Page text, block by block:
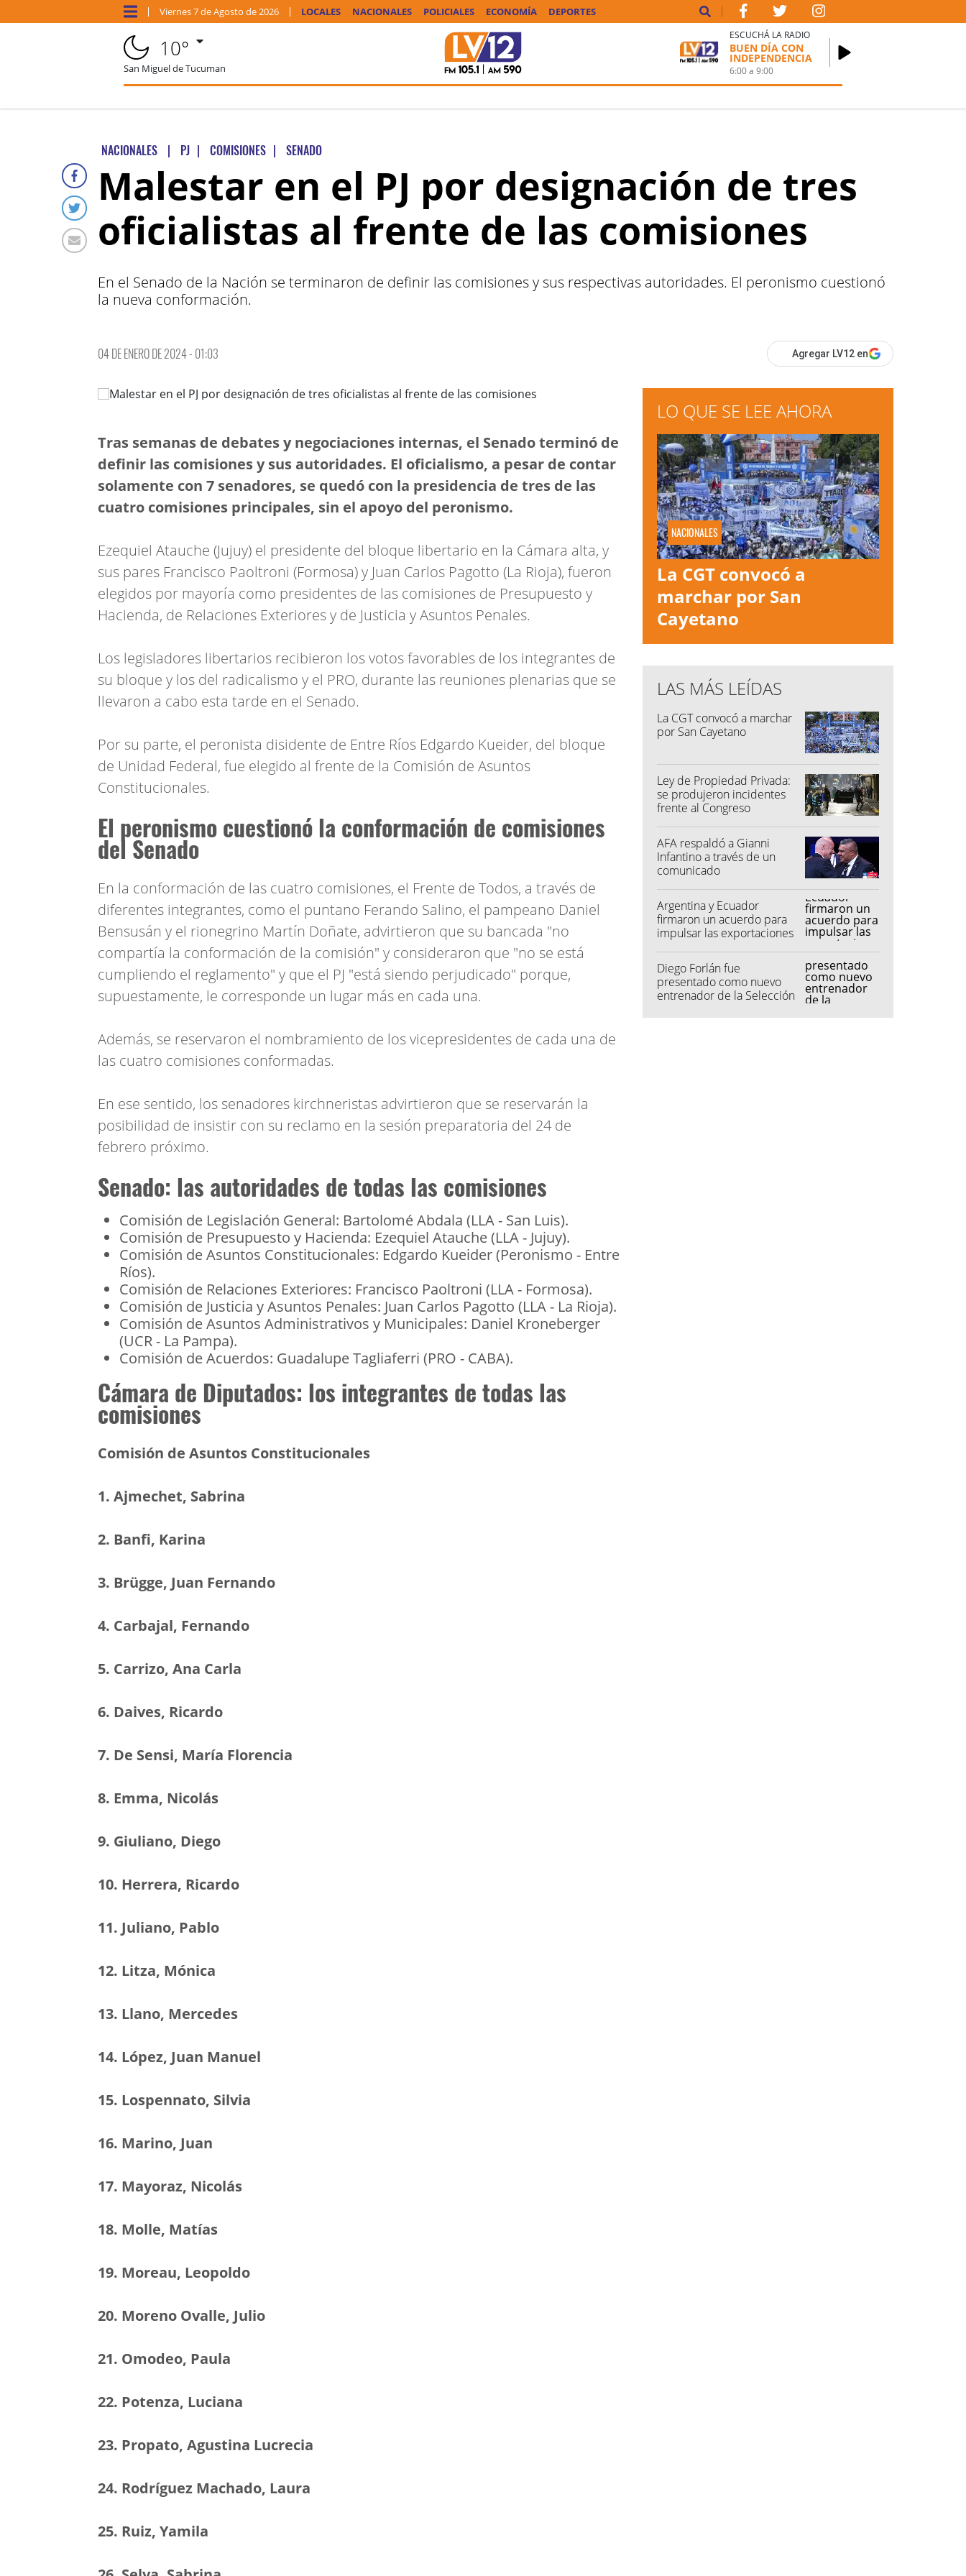
Viernes7 deAgosto de 2026 LOCALES NACIONALES POLICIALES ECONOMÍA DEPORTES
10°
San Miguel de Tucuman
ESCUCHÁ LA RADIO
BUEN DÍA CON
INDEPENDENCIA
6:00a9:00
NACIONALES | PJ | COMISIONES | SENADO
Malestar en el PJ por designación de tres
oficialistas al frente de las comisiones
En el Senado de la Nación se terminaron de definir las comisiones y sus respectivas autoridades. El peronismo cuestionó
la nueva conformación.
04 DE ENERO DE 2024 - 01:03 Agregar LV12 en
Tras semanas de debates y negociaciones internas, el Senado terminó de
definir las comisiones y sus autoridades. El oficialismo, a pesar de contar
solamente con 7 senadores, se quedó con la presidencia de tres de las
cuatro comisiones principales, sin el apoyo del peronismo.
Ezequiel Atauche (Jujuy) el presidente del bloque libertario en la Cámara alta, y
sus pares Francisco Paoltroni (Formosa) y Juan Carlos Pagotto (La Rioja), fueron
elegidos por mayoría como presidentes de las comisiones de Presupuesto y
Hacienda, de Relaciones Exteriores y de Justicia y Asuntos Penales.
Los legisladores libertarios recibieron los votos favorables de los integrantes de
su bloque y los del radicalismo y el PRO, durante las reuniones plenarias que se
llevaron a cabo esta tarde en el Senado.
Por su parte, el peronista disidente de Entre Ríos Edgardo Kueider, del bloque
de Unidad Federal, fue elegido al frente de la Comisión de Asuntos
Constitucionales.
El peronismo cuestionó la conformación de comisiones
del Senado
En la conformación de las cuatro comisiones, el Frente de Todos, a través de
diferentes integrantes, como el puntano Ferando Salino, el pampeano Daniel
Bensusán y el rionegrino Martín Doñate, advirtieron que su bancada "no
compartía la conformación de la comisión" y consideraron que "no se está
cumpliendo el reglamento" y que el PJ "está siendo perjudicado" porque,
supuestamente, le corresponde un lugar más en cada una.
Además, se reservaron el nombramiento de los vicepresidentes de cada una de
las cuatro comisiones conformadas.
En ese sentido, los senadores kirchneristas advirtieron que se reservarán la
posibilidad de insistir con su reclamo en la sesión preparatoria del 24 de
febrero próximo.
Senado: las autoridades de todas las comisiones
Comisión de Legislación General: Bartolomé Abdala (LLA - San Luis).
Comisión de Presupuesto y Hacienda: Ezequiel Atauche (LLA - Jujuy).
Comisión de Asuntos Constitucionales: Edgardo Kueider (Peronismo - Entre
Ríos).
Comisión de Relaciones Exteriores: Francisco Paoltroni (LLA - Formosa).
Comisión de Justicia y Asuntos Penales: Juan Carlos Pagotto (LLA - La Rioja).
Comisión de Asuntos Administrativos y Municipales: Daniel Kroneberger
(UCR - La Pampa).
Comisión de Acuerdos: Guadalupe Tagliaferri (PRO - CABA).
Cámara de Diputados: los integrantes de todas las
comisiones
Comisión de Asuntos Constitucionales
1. Ajmechet, Sabrina
2. Banfi, Karina
3. Brügge, Juan Fernando
4. Carbajal, Fernando
5. Carrizo, Ana Carla
6. Daives, Ricardo
7. De Sensi, María Florencia
8. Emma, Nicolás
9. Giuliano, Diego
10. Herrera, Ricardo
11. Juliano, Pablo
12. Litza, Mónica
13. Llano, Mercedes
14. López, Juan Manuel
15. Lospennato, Silvia
16. Marino, Juan
17. Mayoraz, Nicolás
18. Molle, Matías
19. Moreau, Leopoldo
20. Moreno Ovalle, Julio
21. Omodeo, Paula
22. Potenza, Luciana
23. Propato, Agustina Lucrecia
24. Rodríguez Machado, Laura
25. Ruiz, Yamila
LO QUE SE LEE AHORA
NACIONALES
La CGT convocó a
marchar por San
Cayetano
LAS MÁS LEÍDAS
La CGT convocó a marchar
por San Cayetano
Ley de Propiedad Privada:
se produjeron incidentes
frente al Congreso
AFA respaldó a Gianni
Infantino a través de un
comunicado
Argentina y Ecuador
firmaron un acuerdo para
impulsar las exportaciones
Diego Forlán fue
presentado como nuevo
entrenador de la Selección